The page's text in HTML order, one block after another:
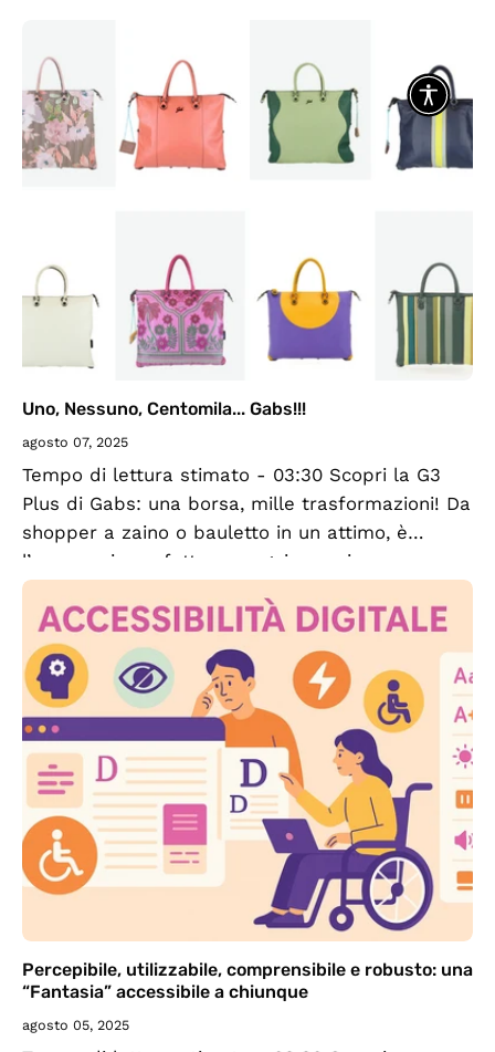
Uno, Nessuno, Centomila... Gabs!!!
agosto 07, 2025
Tempo di lettura stimato - 03:30 Scopri la G3
Plus di Gabs: una borsa, mille trasformazioni! Da
shopper a zaino o bauletto in un attimo, è
l’accessorio perfetto per ogni occasione.
Versatile, colorata e sostenibile,...
Percepibile, utilizzabile, comprensibile e robusto: una
“Fantasia” accessibile a chiunque
agosto 05, 2025